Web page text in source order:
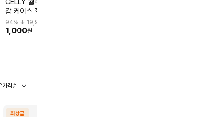
CELLY 월리 다이어리 지
갑 케이스 갤럭시S21 5G
블랙 CAS-WALLY993
94% ↓ 19,900
1,000원
가격순
최상급